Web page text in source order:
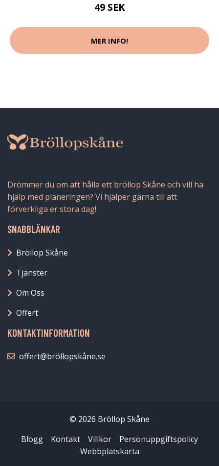
49 SEK
MER INFO!
Drömmer du om att hålla ett bröllop Skåne och vill ha
hjälp med planeringen? Vi hjälper gärna till att
förverkliga er stora dag!
SNABBLÄNKAR
Bröllop Skåne
Tjänster
Om Oss
Offert
KONTAKTINFORMATION
offert@bröllopskåne.se
© 2026 Bröllop Skåne
Blogg
Kontakt Villkor
Personuppgiftspolicy
Webbplatskarta